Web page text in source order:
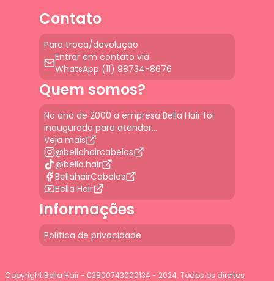
Contato
Para troca/devolução
Entrar em contato via
WhatsApp (11) 98734-8676
Quem somos?
No ano de 2000 a empresa Bella Hair foi
inaugurada para atender...
Veja mais
@bellahaircabelos
@bella.hair
BellahairCabelos
Bella Hair
Informações
Política de privacidade
Copyright Bella Hair - 03800743000134 - 2024. Todos os direitos